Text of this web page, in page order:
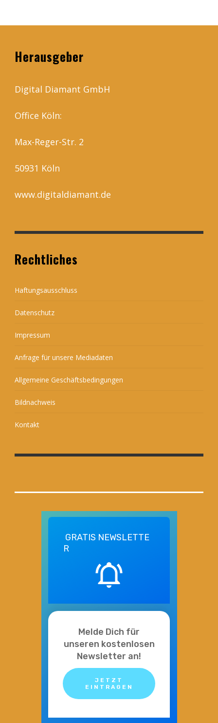
Herausgeber
Digital Diamant GmbH
Office Köln:
Max-Reger-Str. 2
50931 Köln
www.digitaldiamant.de
Rechtliches
Haftungsausschluss
Datenschutz
Impressum
Anfrage für unsere Mediadaten
Allgemeine Geschäftsbedingungen
Bildnachweis
Kontakt
GRATIS NEWSLETTE
R
Melde Dich für
unseren kostenlosen
Newsletter an!
JETZT
EINTRAGEN